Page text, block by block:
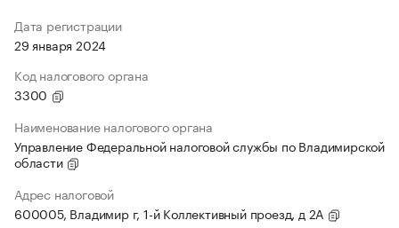
Дата регистрации
29 января 2024
Код налогового органа
3300
Наименование налогового органа
Управление Федеральной налоговой службы по Владимирской
области
Адрес налоговой
600005, Владимир г, 1-й Коллективный проезд, д 2А